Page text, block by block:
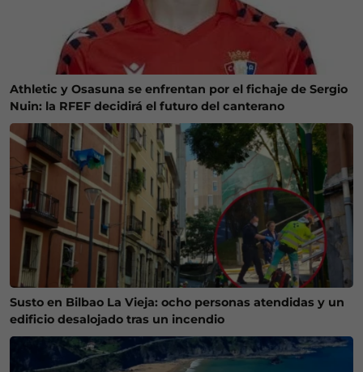
Athletic y Osasuna se enfrentan por el fichaje de Sergio
Nuin: la RFEF decidirá el futuro del canterano
Susto en Bilbao La Vieja: ocho personas atendidas y un
edificio desalojado tras un incendio